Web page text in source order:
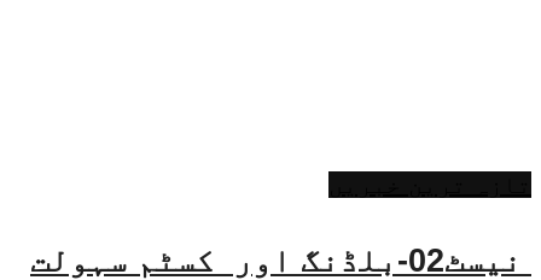
نیسٹ02-بلڈنگ اور کسٹم سہولت